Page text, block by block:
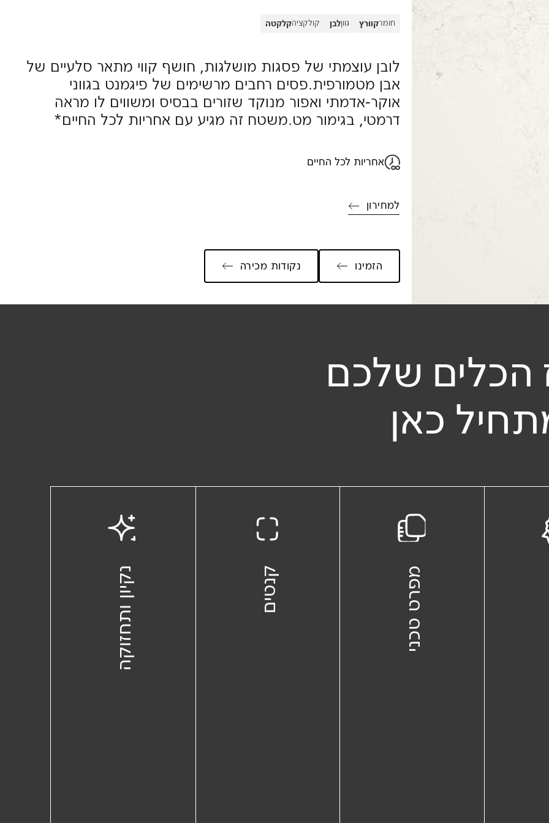
חומרקוורץ גווןלבן קולקציהקלקטה
לובן עוצמתי של פסגות מושלגות, חושף קווי מתאר סלעיים של
אבן מטמורפית.פסים רחבים מרשימים של פיגמנט בגווני
אוקר-אדמתי ואפור מנוקד שזורים בבסיס ומשווים לו מראה
דרמטי, בגימור מט.משטח זה מגיע עם אחריות לכל החיים*
אחריות לכל החיים
למחירון
הזמינו נקודות מכירה
הכלים שלכם
כאן
מפרט טכני קנטים נקיון ותחזוקה